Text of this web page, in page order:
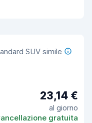
SUV simile
23,14 €
al giorno
gratuita